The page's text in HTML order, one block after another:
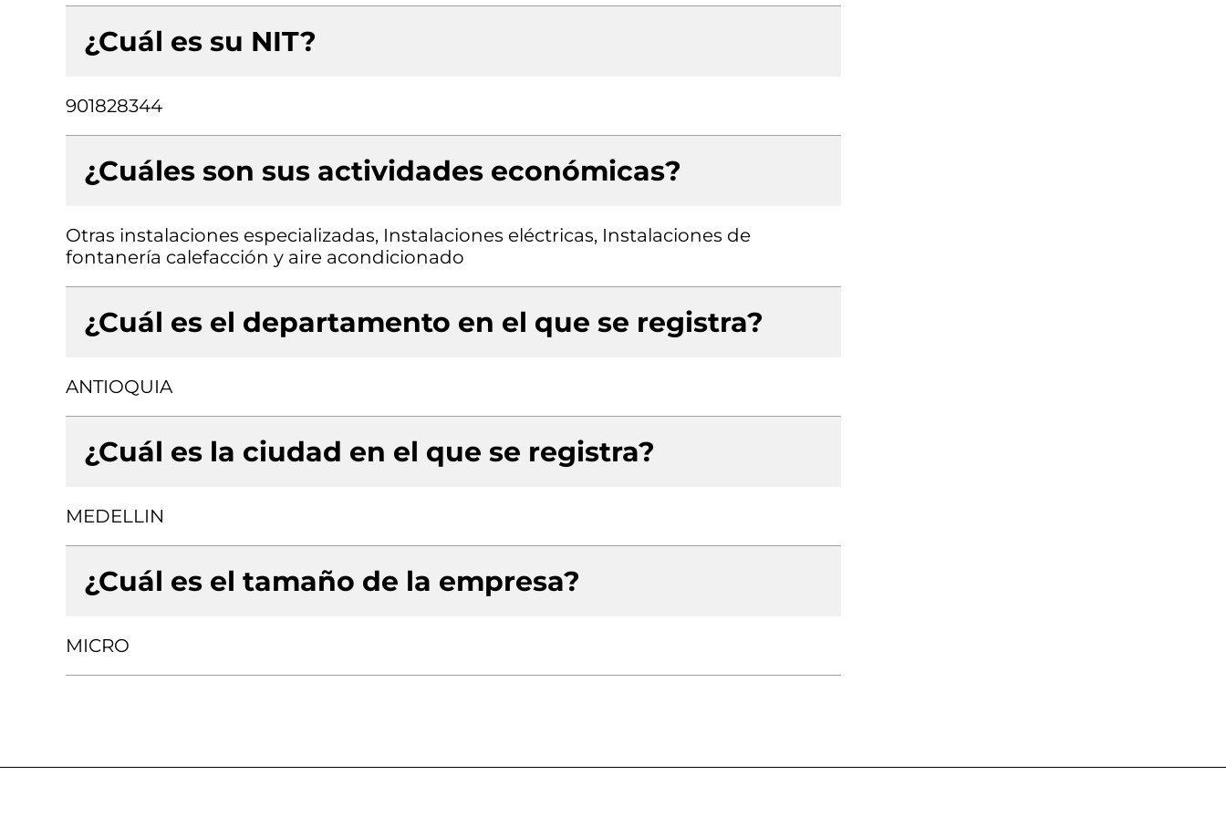
¿Cuál es su NIT?
901828344
¿Cuáles son sus actividades económicas?
Otras instalaciones especializadas, Instalaciones eléctricas, Instalaciones de
fontanería calefacción y aire acondicionado
¿Cuál es el departamento en el que se registra?
ANTIOQUIA
¿Cuál es la ciudad en el que se registra?
MEDELLIN
¿Cuál es el tamaño de la empresa?
MICRO